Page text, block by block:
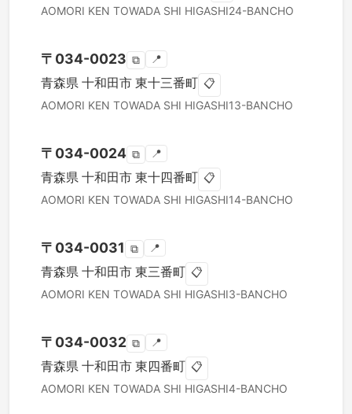
AOMORI KEN TOWADA SHI HIGASHI24-BANCHO
〒 034-0023 ⧉ 📍
青森県 十和田市 東十三番町 📋
AOMORI KEN TOWADA SHI HIGASHI13-BANCHO
〒 034-0024 ⧉ 📍
青森県 十和田市 東十四番町 📋
AOMORI KEN TOWADA SHI HIGASHI14-BANCHO
〒 034-0031 ⧉ 📍
青森県 十和田市 東三番町 📋
AOMORI KEN TOWADA SHI HIGASHI3-BANCHO
〒 034-0032 ⧉ 📍
青森県 十和田市 東四番町 📋
AOMORI KEN TOWADA SHI HIGASHI4-BANCHO